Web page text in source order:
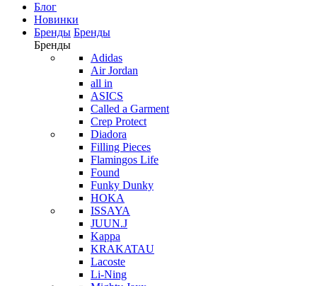
Блог
Новинки
Бренды Бренды
Бренды
Adidas
Air Jordan
all in
ASICS
Called a Garment
Crep Protect
Diadora
Filling Pieces
Flamingos Life
Found
Funky Dunky
HOKA
ISSAYA
JUUN.J
Kappa
KRAKATAU
Lacoste
Li-Ning